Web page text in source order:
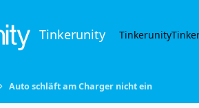
Tinkerunity Tinkerunity
Auto schläft am Charger nicht ein